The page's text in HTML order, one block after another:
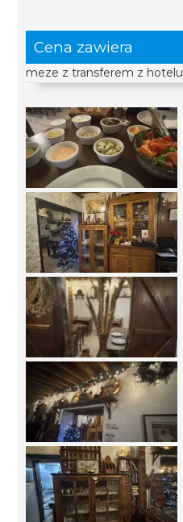
Cena zawiera
meze z transferem z hotelu